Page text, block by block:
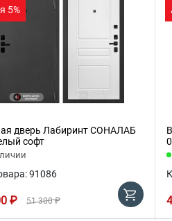
5%
дверь Лабиринт СОНАЛАБ
софт
91086
₽ 51 300 ₽